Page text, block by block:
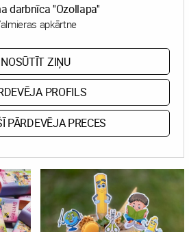
darbnīca ''Ozollapa''
apkārtne
NOSŪTĪT ZIŅU
PROFILS
PĀRDEVĒJA PRECES